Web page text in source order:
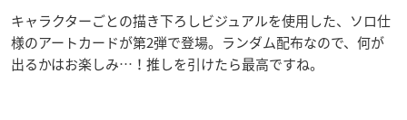
キャラクターごとの描き下ろしビジュアルを使用した、ソロ仕
様のアートカードが第2弾で登場。ランダム配布なので、何が
出るかはお楽しみ…！推しを引けたら最高ですね。